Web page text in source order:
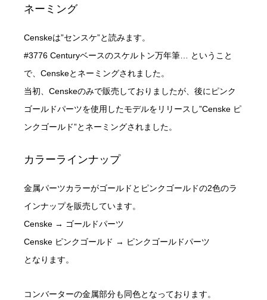
ネーミング
Censkeは”センスケ”と読みます。
#3776 Centuryベースのスケルトン万年筆… ということ
で、Censkeとネーミングされました。
当初、Censkeのみで販売しておりましたが、後にピンク
ゴールドパーツを使用したモデルをリリースし”Censke ピ
ンクゴールド”とネーミングされました。
カラーラインナップ
金属パーツカラーがゴールドとピンクゴールドの2色のラ
インナップを販売しています。
Censke → ゴールドパーツ
Censke ピンクゴールド → ピンクゴールドパーツ
となります。
コンバーターの金属部分も同色となっております。